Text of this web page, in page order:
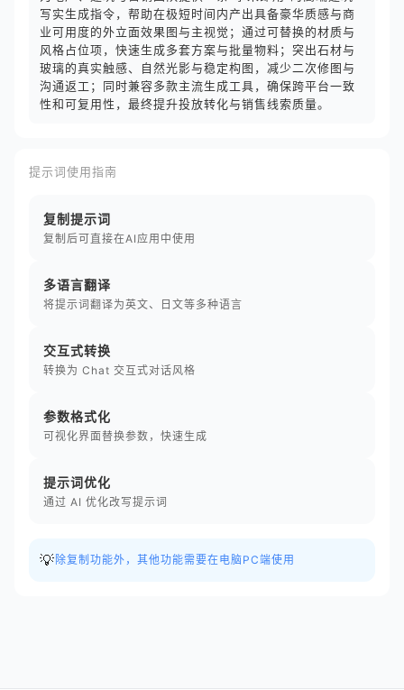
写实生成指令，帮助在极短时间内产出具备豪华质感与商
业可用度的外立面效果图与主视觉；通过可替换的材质与
风格占位项，快速生成多套方案与批量物料；突出石材与
玻璃的真实触感、自然光影与稳定构图，减少二次修图与
沟通返工；同时兼容多款主流生成工具，确保跨平台一致
性和可复用性，最终提升投放转化与销售线索质量。
提示词使用指南
复制提示词
复制后可直接在AI应用中使用
多语言翻译
将提示词翻译为英文、日文等多种语言
交互式转换
转换为 Chat 交互式对话风格
参数格式化
可视化界面替换参数，快速生成
提示词优化
通过 AI 优化改写提示词
💡 除复制功能外，其他功能需要在电脑PC端使用